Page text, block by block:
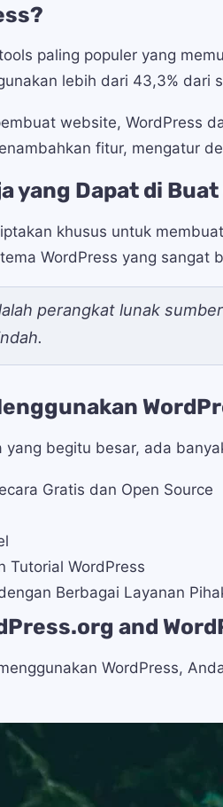
paling populer yang
lebih dari 43,3% dari
website, WordPress
fitur, mengatur
yang Dapat di
khusus untuk
WordPress yang sangat
perangkat lunak
yang begitu besar, ada
Gratis dan Open Source
Tutorial WordPress
Berbagai Layanan
and
WordPress,